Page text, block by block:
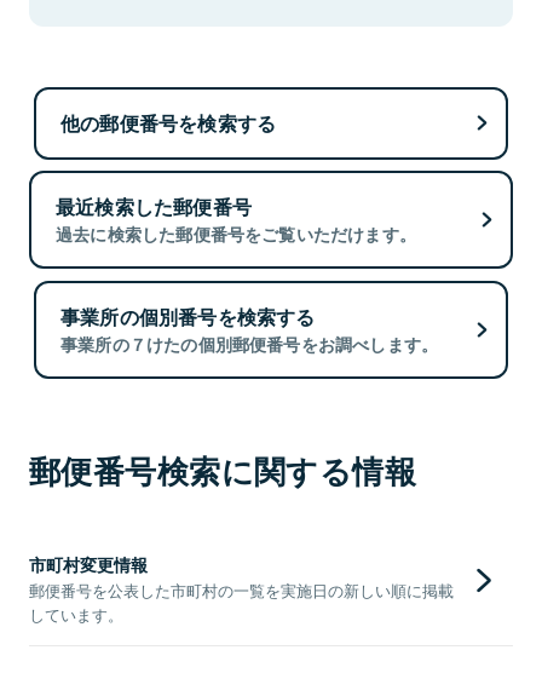
他の郵便番号を検索する
最近検索した郵便番号
過去に検索した郵便番号をご覧いただけます。
事業所の個別番号を検索する
事業所の７けたの個別郵便番号をお調べします。
郵便番号検索に関する情報
市町村変更情報
郵便番号を公表した市町村の一覧を実施日の新しい順に掲載
しています。